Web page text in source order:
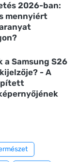
2026-ban:
mennyiért
a Samsung S26
- A